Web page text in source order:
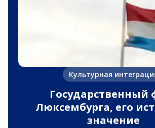
Культурная
Государственный
Люксембурга, его
значение